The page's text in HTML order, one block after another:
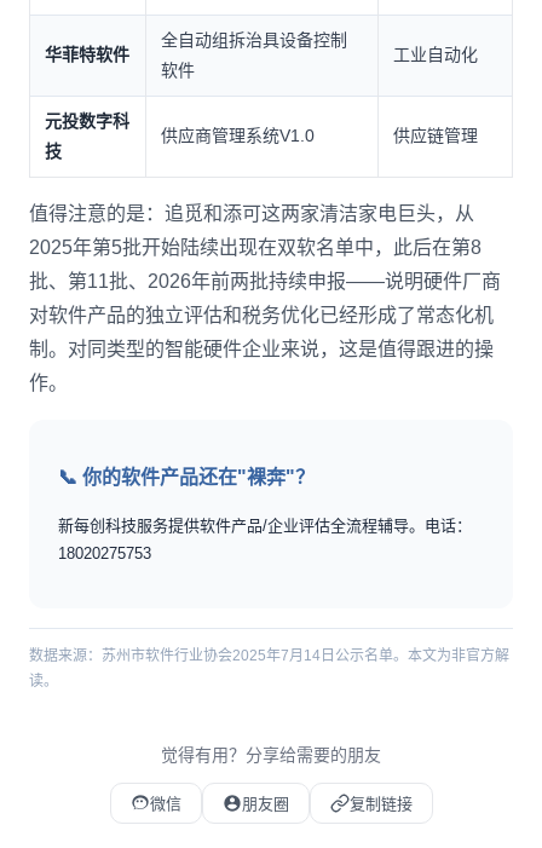
华菲特软件
全自动组拆治具设备控制
软件
工业自动化
元投数字科
技
供应商管理系统V1.0 供应链管理
值得注意的是：追觅和添可这两家清洁家电巨头，从
2025年第5批开始陆续出现在双软名单中，此后在第8
批、第11批、2026年前两批持续申报——说明硬件厂商
对软件产品的独立评估和税务优化已经形成了常态化机
制。对同类型的智能硬件企业来说，这是值得跟进的操
作。
📞 你的软件产品还在"裸奔"？
新每创科技服务提供软件产品/企业评估全流程辅导。电话：
18020275753
数据来源：苏州市软件行业协会2025年7月14日公示名单。本文为非官方解
读。
觉得有用？分享给需要的朋友
微信 朋友圈 复制链接